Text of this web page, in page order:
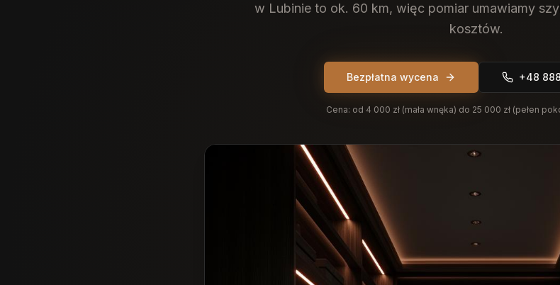
w Lubinie to ok. 60 km, więc pomiar umawiamy
kosztów.
Bezpłatna wycena +48
Cena: od 4 000 zł (mała wnęka) do 25 000 zł (pełen